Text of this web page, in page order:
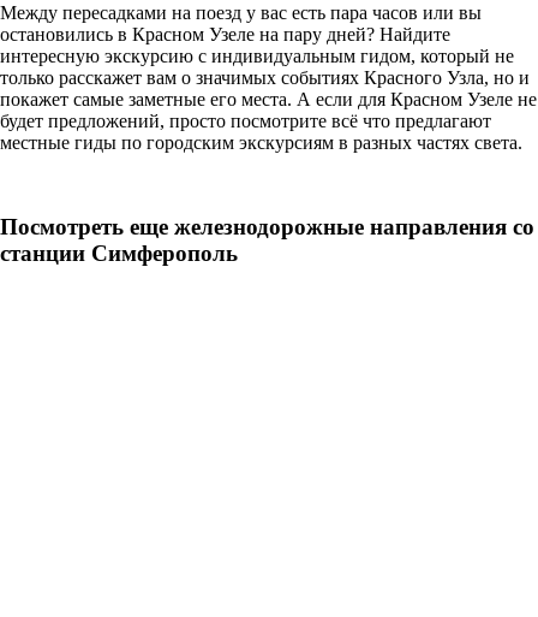
Между пересадками на поезд у вас есть пара часов или вы
остановились в Красном Узеле на пару дней? Найдите
интересную экскурсию с индивидуальным гидом, который не
только расскажет вам о значимых событиях Красного Узла, но и
покажет самые заметные его места. А если для Красном Узеле не
будет предложений, просто посмотрите всё что предлагают
местные гиды по городским экскурсиям в разных частях света.
Посмотреть еще железнодорожные направления со
станции Симферополь